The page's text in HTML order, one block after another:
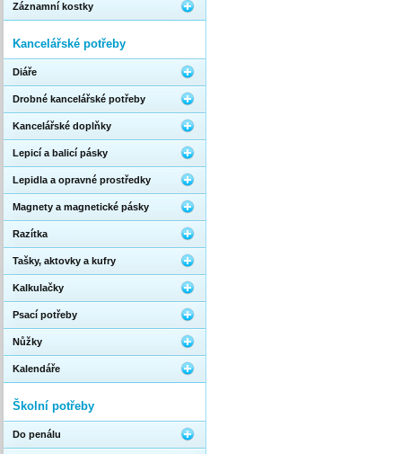
Záznamní kostky
Kancelářské potřeby
Diáře
Drobné kancelářské potřeby
Kancelářské doplňky
Lepicí a balicí pásky
Lepidla a opravné prostředky
Magnety a magnetické pásky
Razítka
Tašky, aktovky a kufry
Kalkulačky
Psací potřeby
Nůžky
Kalendáře
Školní potřeby
Do penálu